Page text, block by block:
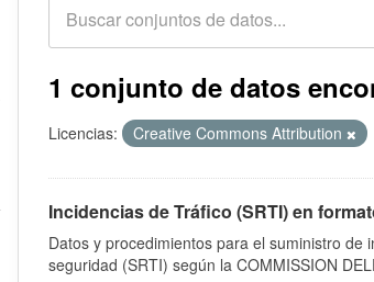
1 conjunto de datos
Licencias: Creative Commons Attribution
Incidencias de Tráfico (SRTI) en
Datos y procedimientos para el suministro
seguridad (SRTI) según la COMMISSION